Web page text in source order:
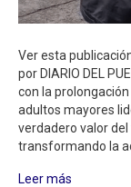
Ver esta
por DIARIO DEL
con la
adultos mayores
verdadero valor
transformando la
Leer más